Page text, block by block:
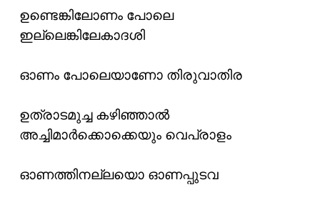
ഉണ്ടെങ്കിലോണം പോലെ
ഇല്ലെങ്കിലേകാദശി
ഓണം പോലെയാണോ തിരുവാതിര
ഉത്രാടമുച്ച കഴിഞ്ഞാൽ
അച്ചിമാർക്കൊക്കെയും വെപ്രാളം
ഓണത്തിനല്ലയൊ ഓണപ്പുടവ